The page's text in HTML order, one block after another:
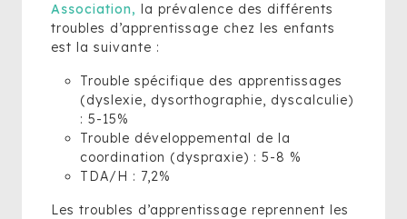
Association, la prévalence des différents
troubles d’apprentissage chez les enfants
est la suivante :
Trouble spécifique des apprentissages
(dyslexie, dysorthographie, dyscalculie)
: 5-15%
Trouble développemental de la
coordination (dyspraxie) : 5-8 %
TDA/H : 7,2%
Les troubles d’apprentissage reprennent les